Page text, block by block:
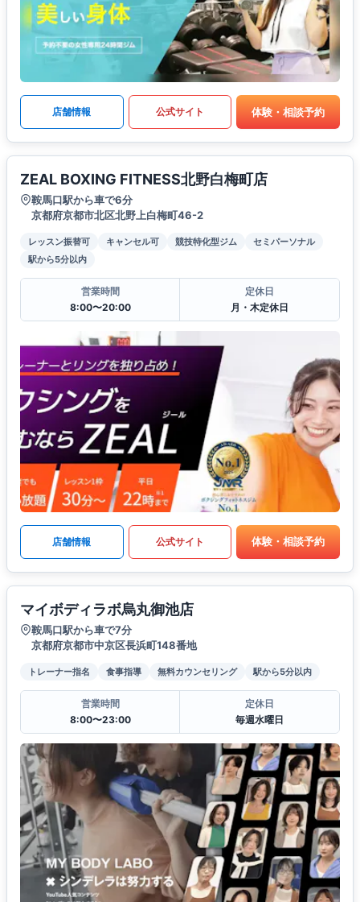
店舗情報 公式サイト 体験・相談予約
ZEAL BOXING FITNESS北野白梅町店
鞍馬口駅から車で6分
京都府京都市北区北野上白梅町46-2
レッスン振替可 キャンセル可 競技特化型ジム
セミパーソナル
駅から5分以内
営業時間
8:00〜20:00
定休日
月・木定休日
店舗情報 公式サイト 体験・相談予約
マイボディラボ烏丸御池店
鞍馬口駅から車で7分
京都府京都市中京区長浜町148番地
トレーナー指名 食事指導 無料カウンセリング 駅から5分以内
営業時間
8:00〜23:00
定休日
毎週水曜日